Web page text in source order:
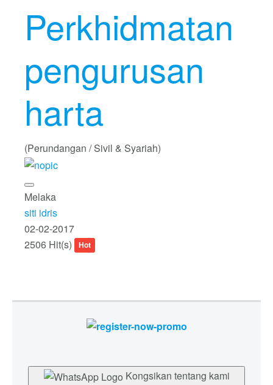
Perkhidmatan
pengurusan
harta
(Perundangan / Sivil & Syariah)
Melaka
siti idris
02-02-2017
2506 Hit(s)
Hot